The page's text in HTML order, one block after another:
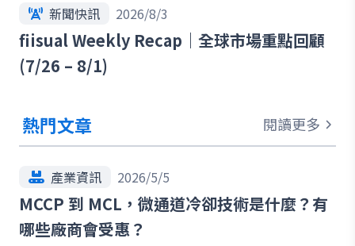
新聞快訊 2026/8/3
fiisual Weekly Recap｜全球市場重點回顧
(7/26 – 8/1)
熱門文章 閱讀更多
產業資訊 2026/5/5
MCCP 到 MCL，微通道冷卻技術是什麼？有
哪些廠商會受惠？